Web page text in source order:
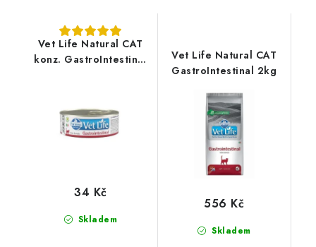
Vet Life Natural CAT
konz. GastroIntestinal
Skladem
34 Kč
Vet Life Natural CAT
GastroIntestinal 2kg
Skladem
556 Kč